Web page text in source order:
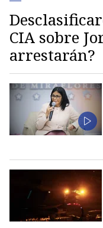
CIA sobre
arrestarán?